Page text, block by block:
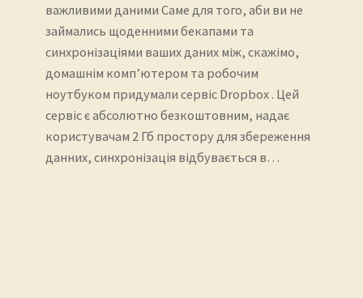
важливими даними Саме для того, аби ви не
займались щоденними бекапами та
синхронізаціями ваших даних між, скажімо,
домашнім комп’ютером та робочим
ноутбуком придумали сервіс Dropbox . Цей
сервіс є абсолютно безкоштовним, надає
користувачам 2 Гб простору для збереження
данних, синхронізація відбувається в…